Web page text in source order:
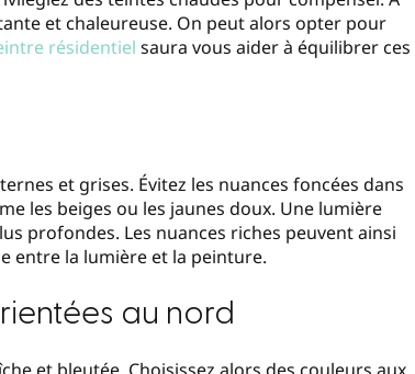
et chaleureuse. On peut alors opter pour
résidentiel saura vous aider à équilibrer ces
et grises. Évitez les nuances foncées dans
les beiges ou les jaunes doux. Une lumière
profondes. Les nuances riches peuvent ainsi
entre la lumière et la peinture.
au nord